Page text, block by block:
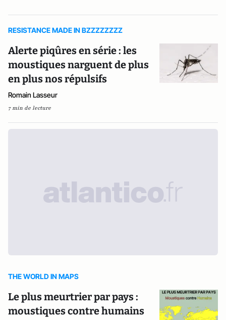
RESISTANCE MADE IN BZZZZZZZZ
Alerte piqûres en série : les
moustiques narguent de plus
en plus nos répulsifs
Romain Lasseur
7 min de lecture
THE WORLD IN MAPS
Le plus meurtrier par pays :
moustiques contre humains